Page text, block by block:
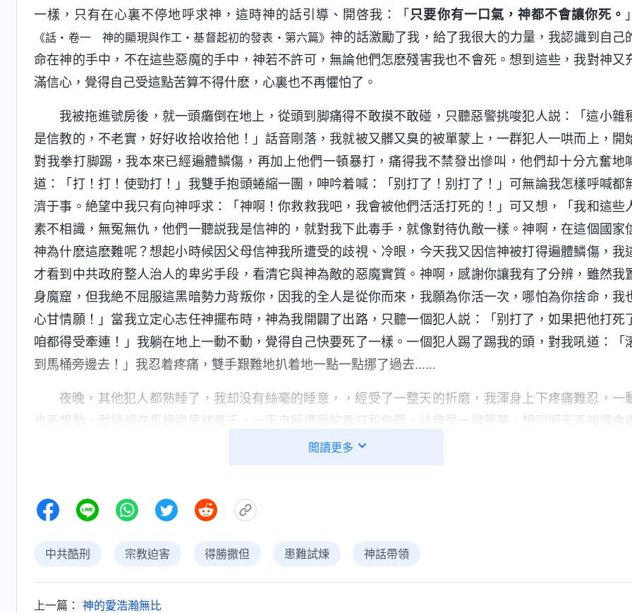
一樣，只有在心裏不停地呼求神，這時神的話引導、開啓我：「 只要你有一口氣，神都不會讓你死。 」
《話・卷一 神的顯現與作工・基督起初的發表・第六篇》神的話激勵了我，給了我很大的力量，我認識到自己
命在神的手中，不在這些惡魔的手中，神若不許可，無論他們怎麽殘害我也不會死。想到這些，我對神又
滿信心，覺得自己受這點苦算不得什麽，心裏也不再懼怕了。
我被拖進號房後，就一頭癱倒在地上，從頭到脚痛得不敢摸不敢碰，只聽惡警挑唆犯人説：「這小雜
是信教的，不老實，好好收拾收拾他！」話音剛落，我就被又髒又臭的被單蒙上，一群犯人一哄而上，開
對我拳打脚踢，我本來已經遍體鱗傷，再加上他們一頓暴打，痛得我不禁發出慘叫，他們却十分亢奮地
道：「打！打！使勁打！」我雙手抱頭蜷縮一團，呻吟着喊：「别打了！别打了！」可無論我怎樣呼喊都
濟于事。絶望中我只有向神呼求：「神啊！你救救我吧，我會被他們活活打死的！」可又想，「我和這些
素不相識，無冤無仇，他們一聽説我是信神的，就對我下此毒手，就像對待仇敵一樣。神啊，在這個國家
神為什麽這麽難呢？想起小時候因父母信神我所遭受的歧視、冷眼，今天我又因信神被打得遍體鱗傷，我
才看到中共政府整人治人的卑劣手段，看清它與神為敵的惡魔實質。神啊，感謝你讓我有了分辨，雖然我
身魔窟，但我絶不屈服這黑暗勢力背叛你，因我的全人是從你而來，我願為你活一次，哪怕為你捨命，我
心甘情願！」當我立定心志任神擺布時，神為我開闢了出路，只聽一個犯人説：「别打了，如果把他打死
咱都得受牽連！」我躺在地上一動不動，覺得自己快要死了一樣。一個犯人踢了踢我的頭，對我吼道：「
到馬桶旁邊去！」我忍着疼痛，雙手艱難地扒着地一點一點挪了過去……
夜晚，其他犯人都熟睡了，我却没有絲毫的睡意，，經受了一整天的折磨，我渾身上下疼痛難忍，一
也不想動。我蜷縮在馬桶邊思緒萬千，一天來所遭受的毒打和侮辱，彷佛是一場噩夢，想到明天不知還會
受什麽樣的酷刑折磨，我的心不寒而栗，感覺在這種環境中活着真是生不如死！恐懼、痛苦包圍着我，我知
人的欺壓，但他從不反抗人的無理的要求，從不對人提出過分的要求，從不對人有無理的要求，只是在任勞
不是為了人的生命？雖然將人的前途、命運挪去，但神所作的哪一步不是為了人的命運？
顯現與作工・作工與進入 九》揣摩着神的話，想想基督在地所受的苦，我的眼睛濕潤了。神來在最污穢之地
為了拯救人脱離撒但權勢，默默忍受着人對他的悖逆、抵擋，還有中共政府的毁謗、褻瀆、定罪、逼迫，神
閲讀更多
中共酷刑 宗教迫害 得勝撒但 患難試煉 神話帶領
上一篇： 神的愛浩瀚無比